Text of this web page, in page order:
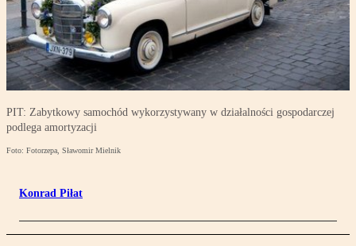
PIT: Zabytkowy samochód wykorzystywany w działalności gospodarczej
podlega amortyzacji
Foto: Fotorzepa, Sławomir Mielnik
Konrad Piłat